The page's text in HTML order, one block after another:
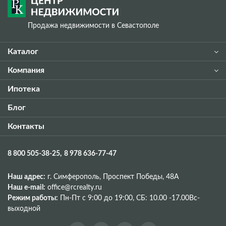
Продажа недвижимости в Севастополе
Каталог
Компания
Ипотека
Блог
Контакты
8 800 505-38-25 8 978 636-77-47
Наш адрес: г. Симферополь, Проспект Победы, 48A
Наш e-mail: office@rcrealty.ru
Режим работы:
Пн-Пт с 9:00 до 19:00, СБ: 10.00 -17.00Вс-
выходной